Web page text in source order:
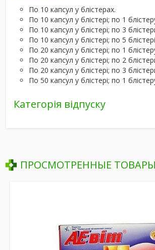
По 10 капсул у блістерах.
По 10 капсул у блістері; по 1
По 10 капсул у блістері; по 3
По 10 капсул у блістері; по 5
По 20 капсул у блістері; по 1
По 20 капсул у блістері; по 2
По 20 капсул у блістері; по 3
По 50 капсул у блістері; по 1
Категорія відпуску
ПРОСМОТРЕННЫЕ ТОВАРЫ